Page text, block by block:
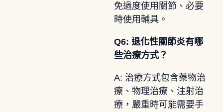
免過度使用關節、必要
時使用輔具。
Q6: 退化性關節炎有哪
些治療方式？
A: 治療方式包含藥物治
療、物理治療、注射治
療，嚴重時可能需要手